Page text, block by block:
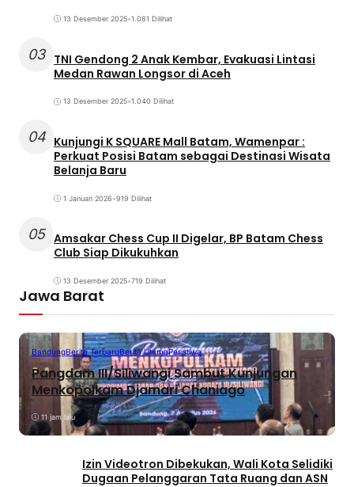
13 Desember 2025•1.081 Dilihat
03 TNI Gendong 2 Anak Kembar, Evakuasi Lintasi
Medan Rawan Longsor di Aceh
13 Desember 2025•1.040 Dilihat
04 Kunjungi K SQUARE Mall Batam, Wamenpar :
Perkuat Posisi Batam sebagai Destinasi Wisata
Belanja Baru
1 Januari 2026•919 Dilihat
05 Amsakar Chess Cup II Digelar, BP Batam Chess
Club Siap Dikukuhkan
13 Desember 2025•719 Dilihat
Jawa Barat
BandungBerita TerbaruBerita UtamaPeristiwa
Pangdam III/Siliwangi Sambut Kunjungan
Menkopolkam Djamari Chaniago
11 jam lalu
Izin Videotron Dibekukan, Wali Kota Selidiki
Dugaan Pelanggaran Tata Ruang dan ASN